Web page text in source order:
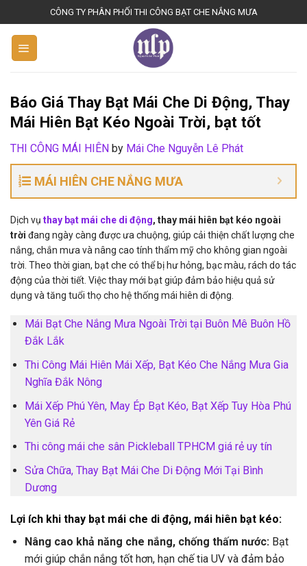
k
CÔNG TY PHÂN PHỐI THI CÔNG BẠT CHE NẮNG MƯA
Báo Giá Thay Bạt Mái Che Di Động, Thay
Mái Hiên Bạt Kéo Ngoài Trời, bạt tốt
THI CÔNG MÁI HIÊN by Mái Che Nguyễn Lê Phát
MÁI HIÊN CHE NẮNG MƯA
Dịch vụ thay bạt mái che di động, thay mái hiên bạt kéo ngoài
trời đang ngày càng được ưa chuộng, giúp cải thiện chất lượng che
nắng, chắn mưa và nâng cao tính thẩm mỹ cho không gian ngoài
trời. Theo thời gian, bạt che có thể bị hư hỏng, bạc màu, rách do tác
động của thời tiết. Việc thay mới bạt giúp đảm bảo hiệu quả sử
dụng và tăng tuổi thọ cho hệ thống mái hiên di động.
Mái Bạt Che Nắng Mưa Ngoài Trời tại Buôn Mê Buôn Hồ
Đắk Lắk
Thi Công Mái Hiên Mái Xếp, Bạt Kéo Che Nắng Mưa Gia
Nghĩa Đắk Nông
Mái Xếp Phú Yên, May Ép Bạt Kéo, Bạt Xếp Tuy Hòa Phú
Yên Giá Rẻ
Thi công mái che sân Pickleball TPHCM giá rẻ uy tín
Sửa Chữa, Thay Bạt Mái Che Di Động Mới Tại Bình
Dương
Lợi ích khi thay bạt mái che di động, mái hiên bạt kéo:
Nâng cao khả năng che nắng, chống thấm nước:Bạt
mới giúp chắn nắng tốt hơn, hạn chế tia UV và đảm bảo